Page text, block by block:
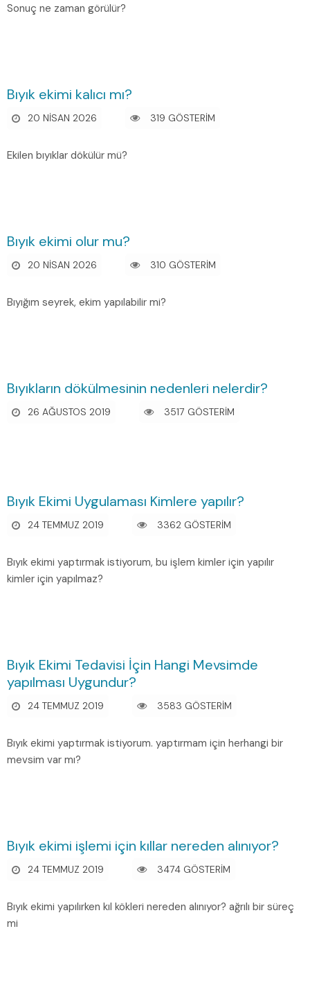
Sonuç ne zaman görülür?
Bıyık ekimi kalıcı mı?
20 NISAN 2026 319 GÖSTERİM
Ekilen bıyıklar dökülür mü?
Bıyık ekimi olur mu?
20 NISAN 2026 310 GÖSTERİM
Bıyığım seyrek, ekim yapılabilir mi?
Bıyıkların dökülmesinin nedenleri nelerdir?
26 AĞUSTOS 2019 3517 GÖSTERİM
Bıyık Ekimi Uygulaması Kimlere yapılır?
24 TEMMUZ 2019 3362 GÖSTERİM
Bıyık ekimi yaptırmak istiyorum, bu işlem kimler için yapılır
kimler için yapılmaz?
Bıyık Ekimi Tedavisi İçin Hangi Mevsimde
yapılması Uygundur?
24 TEMMUZ 2019 3583 GÖSTERİM
Bıyık ekimi yaptırmak istiyorum. yaptırmam için herhangi bir
mevsim var mı?
Bıyık ekimi işlemi için kıllar nereden alınıyor?
24 TEMMUZ 2019 3474 GÖSTERİM
Bıyık ekimi yapılırken kıl kökleri nereden alınıyor? ağrılı bir süreç
mi